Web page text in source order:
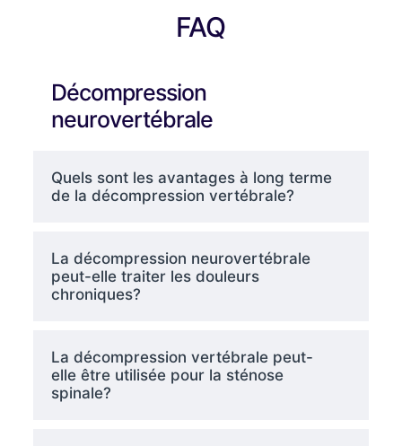
FAQ
Décompression
neurovertébrale
Quels sont les avantages à long terme
de la décompression vertébrale?
La décompression neurovertébrale
peut-elle traiter les douleurs
chroniques?
La décompression vertébrale peut-
elle être utilisée pour la sténose
spinale?